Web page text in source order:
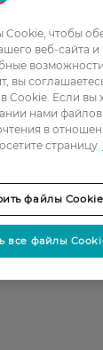
больше
больше
чтобы
веб-сайта и
вы
Cookie. Если вы
нами
в
страницу
файлы Cookie
все файлы